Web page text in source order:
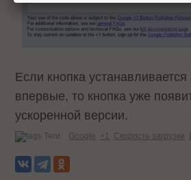
Если кнопка устанавливается
впервые, то кнопка уже
ускоренной версии.
Теги: Google +1 Скорость загрузки